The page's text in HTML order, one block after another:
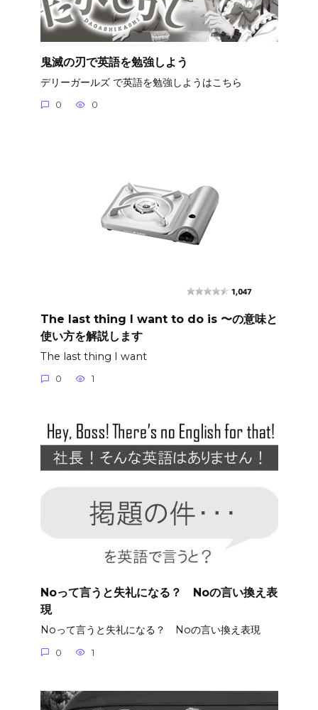
鬼滅の刃で英語を勉強しよう
デリーガールズ で英語を勉強しようはこちら
0 0
The last thing I want to do is 〜の意味と
使い方を解説します
The last thing I want
0 1
Noって言うと失礼になる？ Noの言い換え表
現
Noって言うと失礼になる？ Noの言い換え表現
0 1